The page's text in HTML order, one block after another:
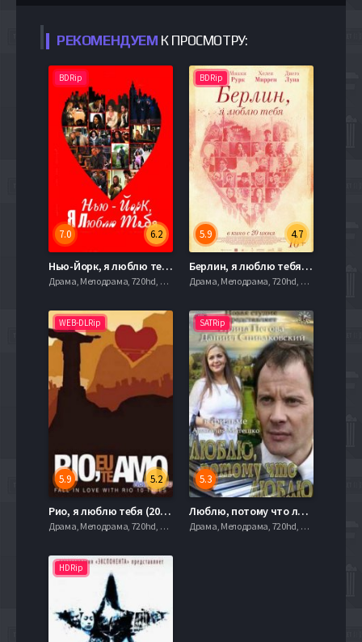
РЕКОМЕНДУЕМ К ПРОСМОТРУ:
BDRip
6.2
7.0
Нью-Йорк, я люблю тебя (2008)
Драма, Мелодрама, 720hd, mobilen,
BDRip
4.7
5.9
Берлин, я люблю тебя (2019)
Драма, Мелодрама, 720hd, mobilen,
WEB-DLRip
5.2
5.9
Рио, я люблю тебя (2014)
Драма, Мелодрама, 720hd, mobilen,
SATRip
5.3
Люблю, потому что люблю (2012)
Драма, Мелодрама, 720hd, mobilen,
HDRip